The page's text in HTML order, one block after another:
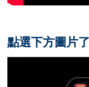
點選下方圖片